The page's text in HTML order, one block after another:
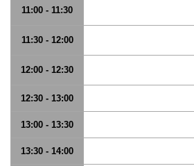
11:00 - 11:30
11:30 - 12:00
12:00 - 12:30
12:30 - 13:00
13:00 - 13:30
13:30 - 14:00